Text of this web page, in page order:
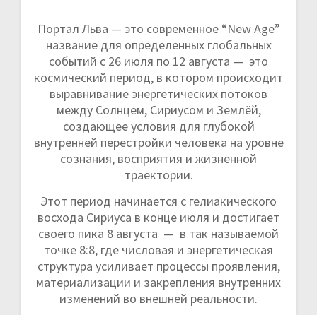
Портал Льва — это современное “New Age”
название для определенных глобальных
событий с 26 июля по 12 августа — это
космический период, в котором происходит
выравнивание энергетических потоков
между Солнцем, Сириусом и Землёй,
создающее условия для глубокой
внутренней перестройки человека на уровне
сознания, восприятия и жизненной
траектории.
Этот период начинается с гелиакического
восхода Сириуса в конце июля и достигает
своего пика 8 августа — в так называемой
точке 8:8, где числовая и энергетическая
структура усиливает процессы проявления,
материализации и закрепления внутренних
изменений во внешней реальности.